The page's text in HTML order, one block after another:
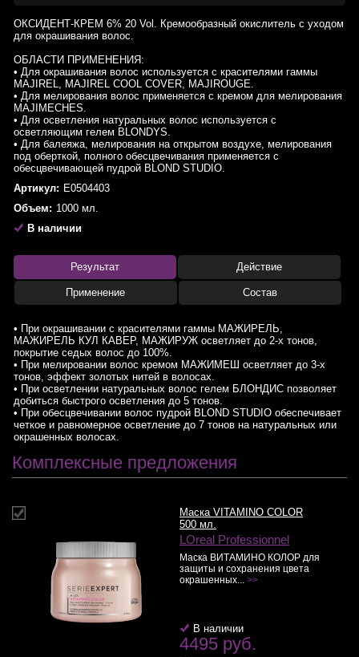
ОКСИДЕНТ-КРЕМ 6% 20 Vol. Кремообразный окислитель с уходом
для окрашивания волос.
ОБЛАСТИ ПРИМЕНЕНИЯ:
• Для окрашивания волос используется с красителями гаммы
MAJIREL, MAJIREL COOL COVER, MAJIROUGE.
• Для мелирования волос применяется с кремом для мелирования
MAJIMECHES.
• Для осветления натуральных волос используется с
осветляющим гелем BLONDYS.
• Для балеяжа, мелирования на открытом воздухе, мелирования
под оберткой, полного обесцвечивания применяется с
обесцвечивающей пудрой BLOND STUDIO.
Артикул: E0504403
Объем: 1000 мл.
В наличии
Результат Действие
Применение Состав
• При окрашивании с красителями гаммы МАЖИРЕЛЬ,
МАЖИРЕЛЬ КУЛ КАВЕР, МАЖИРУЖ осветляет до 2-х тонов,
покрытие седых волос до 100%.
• При мелировании волос кремом МАЖИМЕШ осветляет до 3-х
тонов, эффект золотых нитей в волосах.
• При осветлении натуральных волос гелем БЛОНДИС позволяет
добиться быстрого осветления до 5 тонов.
• При обесцвечивании волос пудрой BLOND STUDIO обеспечивает
четкое и равномерное осветление до 7 тонов на натуральных или
окрашенных волосах.
Комплексные предложения
Маска VITAMINO COLOR
500 мл.
LOreal Professionnel
Маска ВИТАМИНО КОЛОР для
защиты и сохранения цвета
окрашенных... >>
В наличии
4495 руб.